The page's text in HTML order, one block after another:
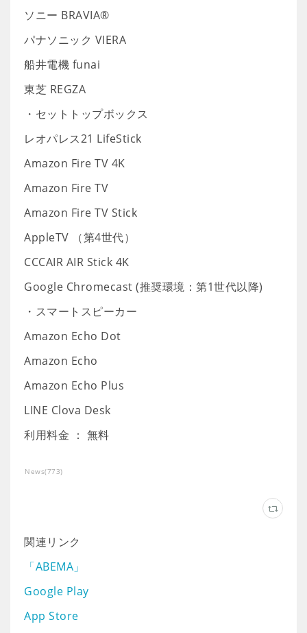
ソニー BRAVIA®
パナソニック VIERA
船井電機 funai
東芝 REGZA
・セットトップボックス
レオパレス21 LifeStick
Amazon Fire TV 4K
Amazon Fire TV
Amazon Fire TV Stick
AppleTV （第4世代）
CCCAIR AIR Stick 4K
Google Chromecast (推奨環境：第1世代以降)
・スマートスピーカー
Amazon Echo Dot
Amazon Echo
Amazon Echo Plus
LINE Clova Desk
利用料金 ： 無料
News(773)
関連リンク
「ABEMA」
Google Play
App Store